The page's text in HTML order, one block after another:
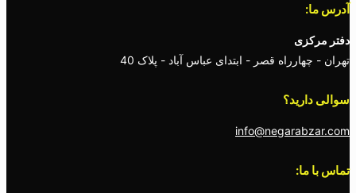
آدرس ما:
دفتر مرکزی
تهران - چهارراه قصر - ابتدای عباس آباد - پلاک 40
سوالی دارید؟
info@negarabzar.com
تماس با ما: